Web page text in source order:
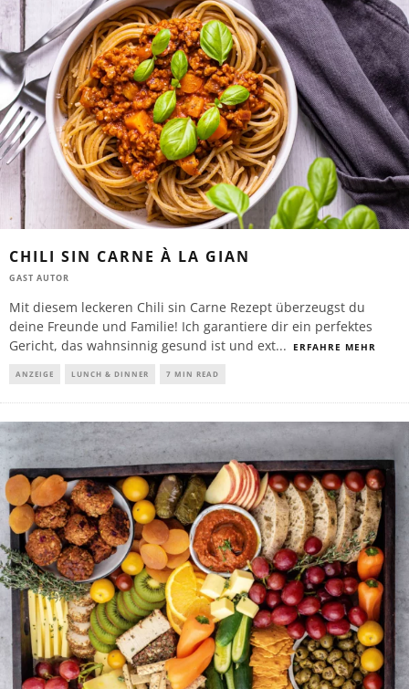
CHILI SIN CARNE À LA GIAN
GAST AUTOR
Mit diesem leckeren Chili sin Carne Rezept überzeugst du
deine Freunde und Familie! Ich garantiere dir ein perfektes
Gericht, das wahnsinnig gesund ist und ext... ERFAHRE MEHR
ANZEIGE LUNCH & DINNER 7 MIN READ